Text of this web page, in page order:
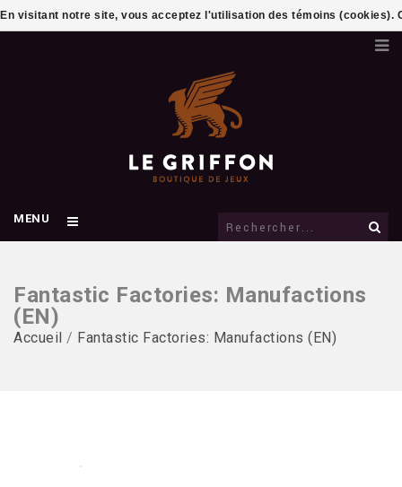
MENU
Fantastic Factories: Manufactions
(EN)
Accueil / Fantastic Factories: Manufactions (EN)
En visitant notre site, vous acceptez l'utilisation des témoins